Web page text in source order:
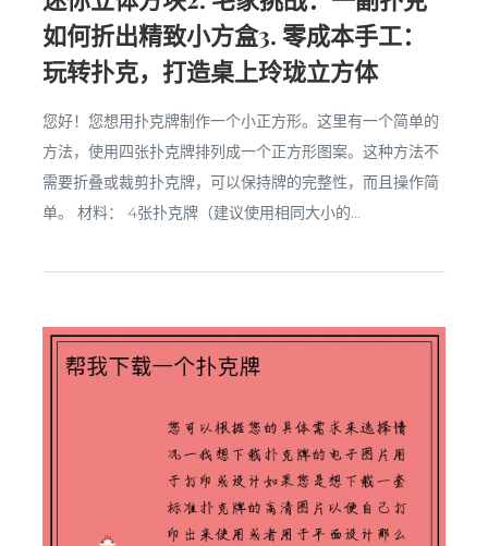
如何折出精致小方盒3. 零成本手工：
玩转扑克，打造桌上玲珑立方体
您好！您想用扑克牌制作一个小正方形。这里有一个简单的
方法，使用四张扑克牌排列成一个正方形图案。这种方法不
需要折叠或裁剪扑克牌，可以保持牌的完整性，而且操作简
单。 材料： 4张扑克牌（建议使用相同大小的...